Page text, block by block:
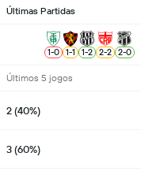
Últimas Partidas
1-0 1-1 1-2 2-2 2-0
Últimos 5 jogos
2 (40%)
3 (60%)